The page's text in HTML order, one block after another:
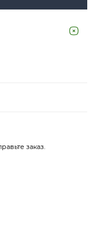
заказ.